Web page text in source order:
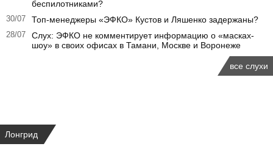
беспилотниками?
30/07 Топ-менеджеры «ЭФКО» Кустов и Ляшенко задержаны?
28/07
Слух: ЭФКО не комментирует информацию о «масках-
шоу» в своих офисах в Тамани, Москве и Воронеже
все слухи
Лонгрид